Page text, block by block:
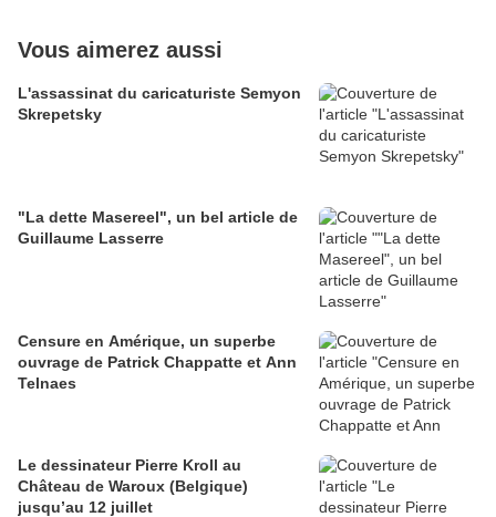
Vous aimerez aussi
L'assassinat du caricaturiste Semyon
Skrepetsky
"La dette Masereel", un bel article de
Guillaume Lasserre
Censure en Amérique, un superbe
ouvrage de Patrick Chappatte et Ann
Telnaes
Le dessinateur Pierre Kroll au
Château de Waroux (Belgique)
jusqu’au 12 juillet